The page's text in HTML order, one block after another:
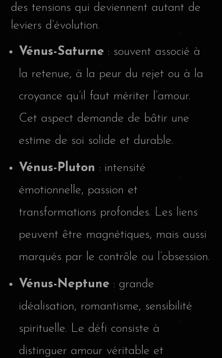
des tensions qui deviennent autant de
leviers d’évolution.
Vénus-Saturne : souvent associé à
la retenue, à la peur du rejet ou à la
croyance qu’il faut mériter l’amour.
Cet aspect demande de bâtir une
estime de soi solide et durable.
Vénus-Pluton : intensité
émotionnelle, passion et
transformations profondes. Les liens
peuvent être magnétiques, mais aussi
marqués par le contrôle ou l’obsession.
Vénus-Neptune : grande
idéalisation, romantisme, sensibilité
spirituelle. Le défi consiste à
distinguer amour véritable et